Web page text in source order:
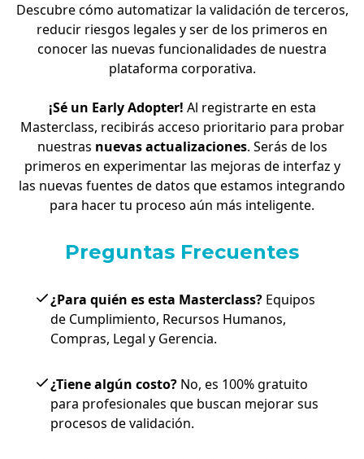
Descubre cómo automatizar la validación de terceros,
reducir riesgos legales y ser de los primeros en
conocer las nuevas funcionalidades de nuestra
plataforma corporativa.
¡Sé un Early Adopter! Al registrarte en esta
Masterclass, recibirás acceso prioritario para probar
nuestras nuevas actualizaciones. Serás de los
primeros en experimentar las mejoras de interfaz y
las nuevas fuentes de datos que estamos integrando
para hacer tu proceso aún más inteligente.
Preguntas Frecuentes
¿Para quién es esta Masterclass?Equipos
de Cumplimiento, Recursos Humanos,
Compras, Legal y Gerencia.
¿Tiene algún costo?No, es 100% gratuito
para profesionales que buscan mejorar sus
procesos de validación.